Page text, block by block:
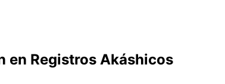
en Registros Akáshicos